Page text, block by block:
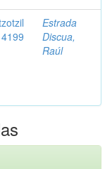
Estrada
Discua,
Raúl